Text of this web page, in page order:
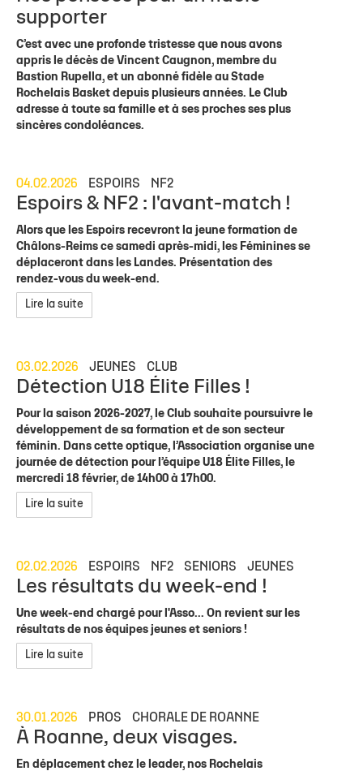
supporter
C’est avec une profonde tristesse que nous avons
appris le décès de Vincent Caugnon, membre du
Bastion Rupella, et un abonné fidèle au Stade
Rochelais Basket depuis plusieurs années. Le Club
adresse à toute sa famille et à ses proches ses plus
sincères condoléances.
04.02.2026 ESPOIRS NF2
Espoirs & NF2 : l'avant-match !
Alors que les Espoirs recevront la jeune formation de
Châlons-Reims ce samedi après-midi, les Féminines se
déplaceront dans les Landes. Présentation des
rendez-vous du week-end.
Lire la suite
03.02.2026 JEUNES CLUB
Détection U18 Élite Filles !
Pour la saison 2026-2027, le Club souhaite poursuivre le
développement de sa formation et de son secteur
féminin. Dans cette optique, l’Association organise une
journée de détection pour l’équipe U18 Élite Filles, le
mercredi 18 février, de 14h00 à 17h00.
Lire la suite
02.02.2026 ESPOIRS NF2 SENIORS JEUNES
Les résultats du week-end !
Une week-end chargé pour l'Asso... On revient sur les
résultats de nos équipes jeunes et seniors !
Lire la suite
30.01.2026 PROS CHORALE DE ROANNE
À Roanne, deux visages.
En déplacement chez le leader, nos Rochelais